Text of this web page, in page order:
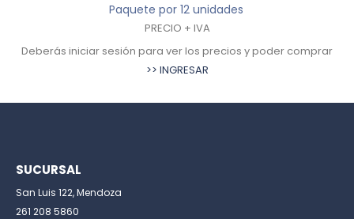
Paquete por 12 unidades
PRECIO + IVA
Deberás iniciar sesión para ver los precios y poder comprar
>> INGRESAR
SUCURSAL
San Luis 122, Mendoza
261 208 5860